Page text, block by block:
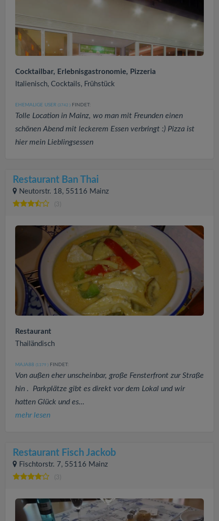
Cocktailbar, Erlebnisgastronomie, Pizzeria
Italienisch, Cocktails, Frühstück
EHEMALIGE USER (3742 ) FINDET:
Tolle Location in Mainz, wo man mit Freunden einen
schönen Abend mit leckerem Essen verbringt :) Pizza ist
hier mein Lieblingsessen
Restaurant Ban Thai
Neutorstr. 18, 55116 Mainz
(3)
Restaurant
Thailändisch
MAJA88 (1379 ) FINDET:
Von außen eher unscheinbar, große Fensterfront zur Straße
hin . Parkplätze gibt es direkt vor dem Lokal und wir
hatten Glück und es...
mehr lesen
Restaurant Fisch Jackob
Fischtorstr. 7, 55116 Mainz
(3)